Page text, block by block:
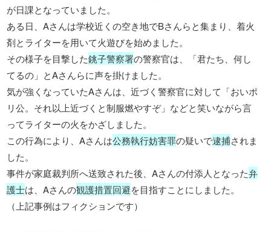
が日課となっていました。
ある日、Aさんは学校近くの空き地でBさんらと集まり、着火
剤とライターを用いて火遊びを始めました。
その様子を目撃した銚子警察署の警察官は、「君たち、何し
てるの」とAさんらに声を掛けました。
気が強くなっていたAさんは、近づく警察官に対して「おいポ
リ公。それ以上近づくと制服燃やすぞ」などと笑いながら言
ってライターの火をかざしました。
この行為により、Aさんは公務執行妨害罪の疑いで逮捕されま
した。
事件が家庭裁判所へ送致された後、Aさんの付添人となった弁
護士は、Aさんの観護措置回避を目指すことにしました。
（上記事例はフィクションです）